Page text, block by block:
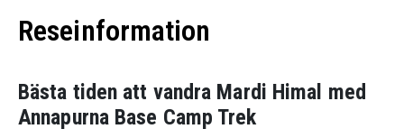
Reseinformation
Bästa tiden att vandra Mardi Himal med
Annapurna Base Camp Trek